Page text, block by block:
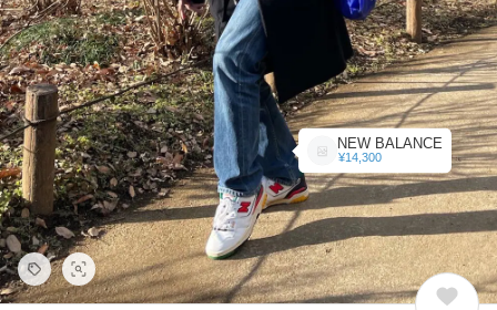
NEW BALANCE
¥14,300